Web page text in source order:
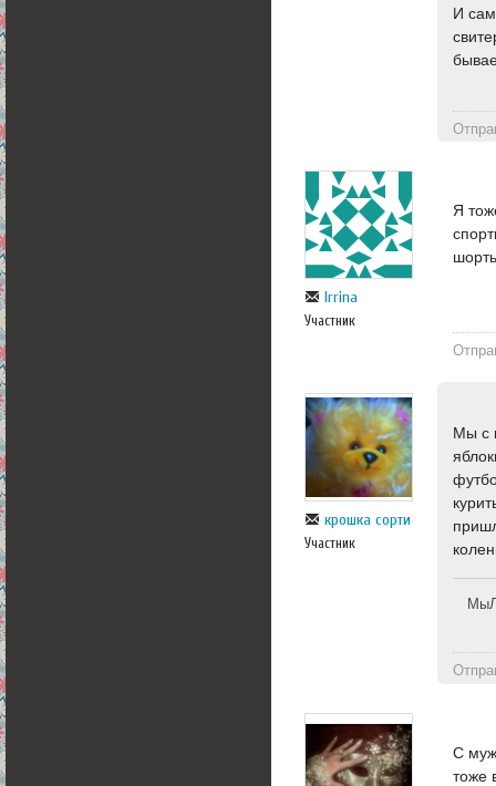
И
Irrina
Участник
Я
крошка сорти
Участник
Мы с
С
тоже